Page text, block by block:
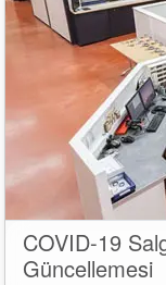
COVID-19
Güncellemesi